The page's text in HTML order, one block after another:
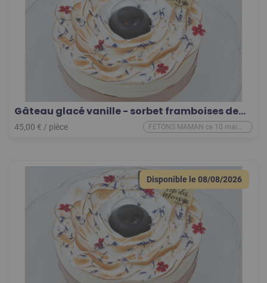
Gâteau glacé vanille - sorbet framboises de
Pinchart 8 pers.
45,00 € / pièce
FETONS MAMAN ce 10 mai
2026
Disponible le 08/08/2026